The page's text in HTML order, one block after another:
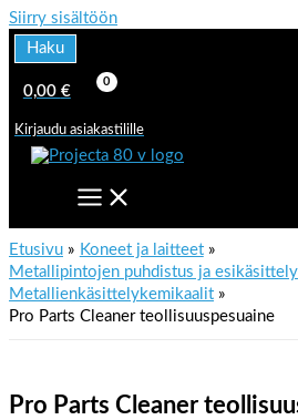
Siirry sisältöön
Haku
0,00 €
Kirjaudu asiakastilille
Etusivu
Koneet ja laitteet
Metallipintojen puhdistus ja esikäsittely
Metallienkäsittelykemikaalit
Pro Parts Cleaner teollisuuspesuaine
Pro Parts Cleaner